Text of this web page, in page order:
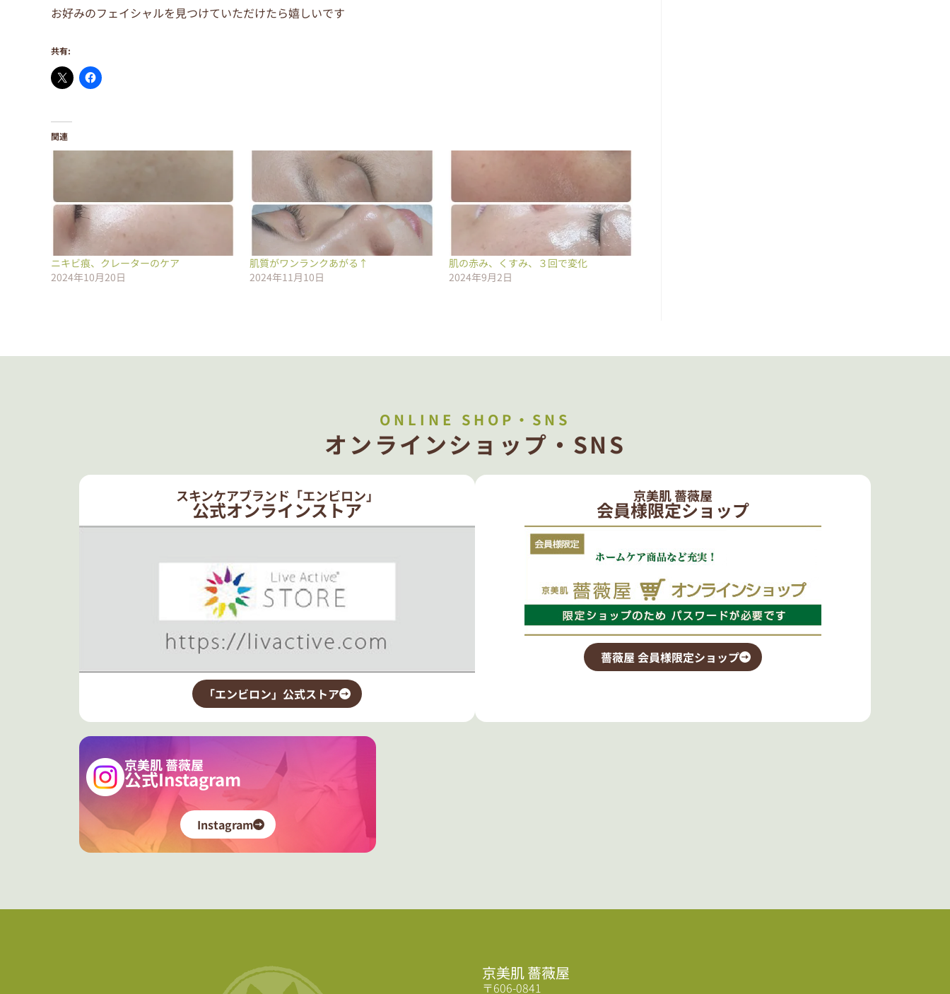
お好みのフェイシャルを見つけていただけたら嬉しいです
共有:
関連
ニキビ痕、クレーターのケア
2024年10月20日
肌質がワンランクあがる↑
2024年11月10日
肌の赤み、くすみ、３回で変化
2024年9月2日
ONLINE SHOP・SNS
オンラインショップ・SNS
スキンケアブランド「エンビロン」
公式オンラインストア
「エンビロン」公式ストア
京美肌 薔薇屋
会員様限定ショップ
薔薇屋 会員様限定ショップ
京美肌 薔薇屋
公式Instagram
Instagram
京美肌 薔薇屋
〒606-0841